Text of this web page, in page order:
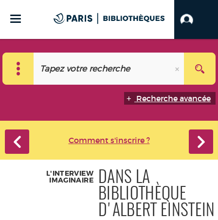
Recherche avancée
Comment s'inscrire ?
L'INTERVIEW
IMAGINAIRE
DANS LA
BIBLIOTHÈQUE
D'ALBERT EINSTEIN